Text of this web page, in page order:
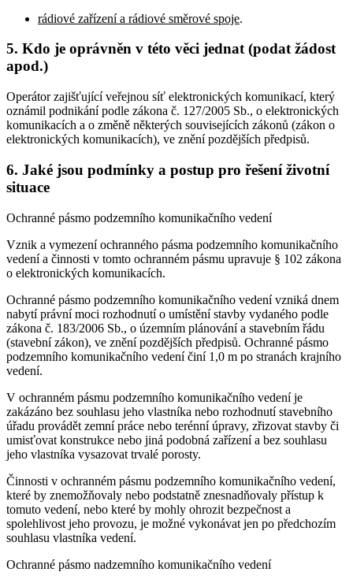
rádiové zařízení a rádiové směrové spoje.
5. Kdo je oprávněn v této věci jednat (podat žádost
apod.)
Operátor zajišťující veřejnou síť elektronických komunikací, který
oznámil podnikání podle zákona č. 127/2005 Sb., o elektronických
komunikacích a o změně některých souvisejících zákonů (zákon o
elektronických komunikacích), ve znění pozdějších předpisů.
6. Jaké jsou podmínky a postup pro řešení životní
situace
Ochranné pásmo podzemního komunikačního vedení
Vznik a vymezení ochranného pásma podzemního komunikačního
vedení a činnosti v tomto ochranném pásmu upravuje § 102 zákona
o elektronických komunikacích.
Ochranné pásmo podzemního komunikačního vedení vzniká dnem
nabytí právní moci rozhodnutí o umístění stavby vydaného podle
zákona č. 183/2006 Sb., o územním plánování a stavebním řádu
(stavební zákon), ve znění pozdějších předpisů. Ochranné pásmo
podzemního komunikačního vedení činí 1,0 m po stranách krajního
vedení.
V ochranném pásmu podzemního komunikačního vedení je
zakázáno bez souhlasu jeho vlastníka nebo rozhodnutí stavebního
úřadu provádět zemní práce nebo terénní úpravy, zřizovat stavby či
umisťovat konstrukce nebo jiná podobná zařízení a bez souhlasu
jeho vlastníka vysazovat trvalé porosty.
Činnosti v ochranném pásmu podzemního komunikačního vedení,
které by znemožňovaly nebo podstatně znesnadňovaly přístup k
tomuto vedení, nebo které by mohly ohrozit bezpečnost a
spolehlivost jeho provozu, je možné vykonávat jen po předchozím
souhlasu vlastníka vedení.
Ochranné pásmo nadzemního komunikačního vedení